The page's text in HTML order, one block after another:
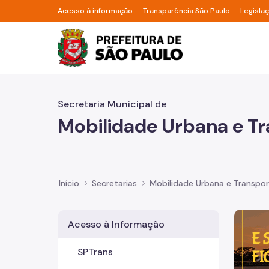
Pular para o Conteúdo principal
Acesso à informação Divisor de acesso à informação
Transparência São Paulo Divisor
Prefeitura de São
Secretaria Municipal de
Mobilidade Urbana e
Início Secretarias Mobilidade Urbana e
Acesso à Informação
SPTrans